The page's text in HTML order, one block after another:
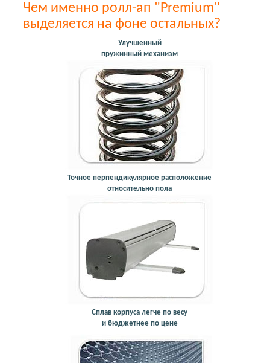
Чем именно ролл-ап "Premium"
выделяется на фоне остальных?
Улучшенный
пружинный механизм
Точное перпендикулярное расположение
относительно пола
Сплав корпуса легче по весу
и бюджетнее по цене